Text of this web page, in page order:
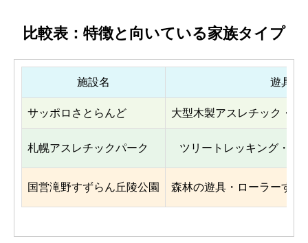
比較表：特徴と向いている家族タイプ
施設名 遊具の
サッポロさとらんど 大型木製アスレチック・
札幌アスレチックパーク ツリートレッキング・ネ
国営滝野すずらん丘陵公園 森林の遊具・ローラーすべ